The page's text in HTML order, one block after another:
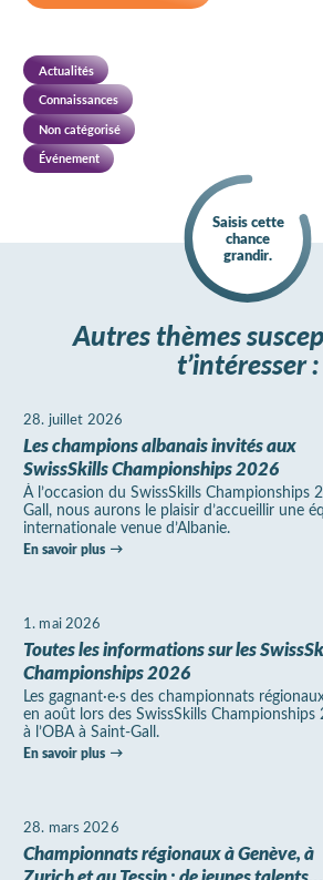
Actualités
Connaissances
Non catégorisé
Événement
Saisis cette
chance
grandir.
Autres thèmes
t’intéresser :
28. juillet 2026
Les champions albanais invités aux
SwissSkills Championships 2026
À l’occasion du SwissSkills Championships
Gall, nous aurons le plaisir d’accueillir une
internationale venue d’Albanie.
En savoir plus
1. mai 2026
Toutes les informations sur les
Championships 2026
Les gagnant·e·s des championnats
en août lors des SwissSkills
à l’OBA à Saint-Gall.
En savoir plus
28. mars 2026
Championnats régionaux à Genève, à